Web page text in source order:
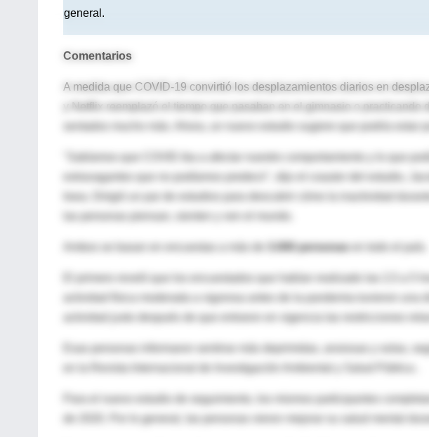
general.
Comentarios
A medida que COVID-19 convirtió los desplazamientos diarios en
y Netflix reemplazó el tiempo que pasaban en el gimnasio o
sentados mucho más. Ahora, un nuevo estudio sugiere que podría estar
"Sabíamos que COVID iba a afectar nuestro comportamiento y lo que
extravagantes que no podíamos predecir", dijo el coautor del estudio,
Iowa. Dirigió un par de estudios para descubrir cómo la inactividad
3.000 personas
actividad física moderada a vigorosa antes de la pandemia tuvieron una
actividad justo después de que entraron en vigencia las restricciones
Esas personas informaron sentirse más deprimidas, ansiosas y solas,
en la Revista Internacional de Investigación Ambiental y Salud Pública .
Para el nuevo estudio de seguimiento, los mismos participantes
de 2020. Por lo general, las personas vieron mejorar su salud mental